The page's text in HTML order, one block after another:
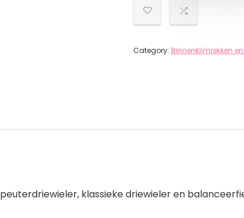
Category: Binnenklimrekken
klassieke driewieler en